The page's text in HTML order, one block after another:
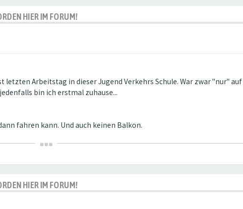
HIER IM FORUM!
Arbeitstag in dieser Jugend Verkehrs Schule. War zwar "nur" auf
bin ich erstmal zuhause...
fahren kann. Und auch keinen Balkon.
HIER IM FORUM!